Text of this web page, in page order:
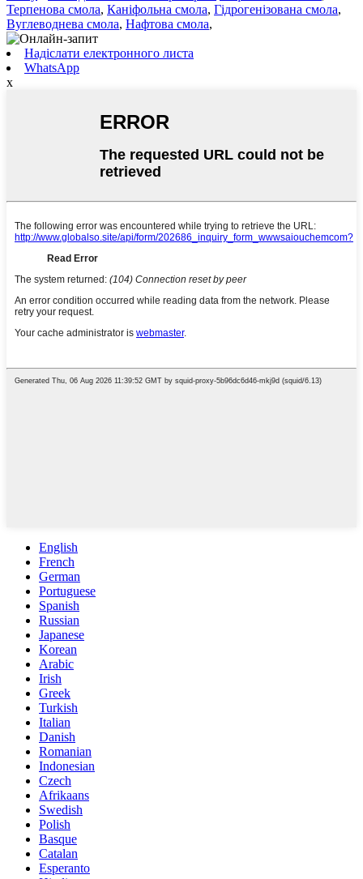
Терпенова смола, Каніфольна смола, Гідрогенізована смола,
Вуглеводнева смола, Нафтова смола,
Надіслати електронного листа
WhatsApp
x
English
French
German
Portuguese
Spanish
Russian
Japanese
Korean
Arabic
Irish
Greek
Turkish
Italian
Danish
Romanian
Indonesian
Czech
Afrikaans
Swedish
Polish
Basque
Catalan
Esperanto